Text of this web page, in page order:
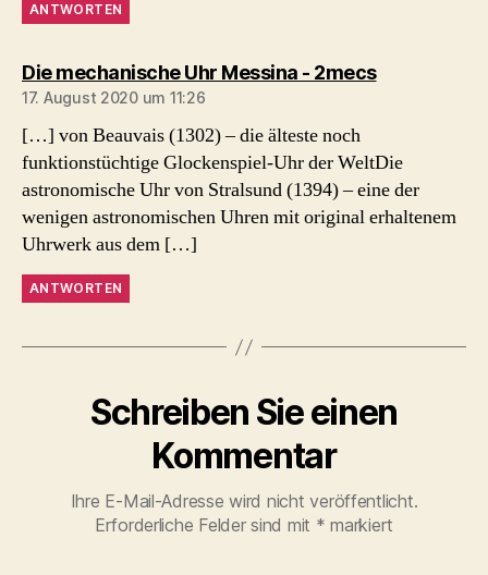
ANTWORTEN
Die mechanische Uhr Messina - 2mecssagt:
17. August 2020 um 11:26
[…] von Beauvais (1302) – die älteste noch
funktionstüchtige Glockenspiel-Uhr der WeltDie
astronomische Uhr von Stralsund (1394) – eine der
wenigen astronomischen Uhren mit original erhaltenem
Uhrwerk aus dem […]
ANTWORTEN
Schreiben Sie einen
Kommentar
Ihre E-Mail-Adresse wird nicht veröffentlicht.
Erforderliche Felder sind mit * markiert